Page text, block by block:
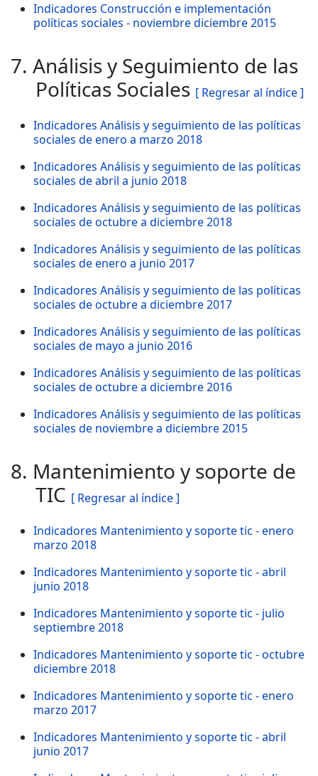
Indicadores Construcción e implementación
políticas sociales - noviembre diciembre 2015
7. Análisis y Seguimiento de las
Políticas Sociales [ Regresar al índice ]
Indicadores Análisis y seguimiento de las políticas
sociales de enero a marzo 2018
Indicadores Análisis y seguimiento de las políticas
sociales de abril a junio 2018
Indicadores Análisis y seguimiento de las políticas
sociales de octubre a diciembre 2018
Indicadores Análisis y seguimiento de las políticas
sociales de enero a junio 2017
Indicadores Análisis y seguimiento de las políticas
sociales de octubre a diciembre 2017
Indicadores Análisis y seguimiento de las políticas
sociales de mayo a junio 2016
Indicadores Análisis y seguimiento de las políticas
sociales de octubre a diciembre 2016
Indicadores Análisis y seguimiento de las políticas
sociales de noviembre a diciembre 2015
8. Mantenimiento y soporte de
TIC [ Regresar al índice ]
Indicadores Mantenimiento y soporte tic - enero
marzo 2018
Indicadores Mantenimiento y soporte tic - abril
junio 2018
Indicadores Mantenimiento y soporte tic - julio
septiembre 2018
Indicadores Mantenimiento y soporte tic - octubre
diciembre 2018
Indicadores Mantenimiento y soporte tic - enero
marzo 2017
Indicadores Mantenimiento y soporte tic - abril
junio 2017